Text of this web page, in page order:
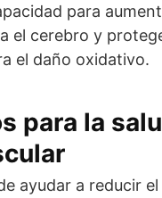
para
el cerebro y
el daño oxidativo.
para la
ayudar a reducir